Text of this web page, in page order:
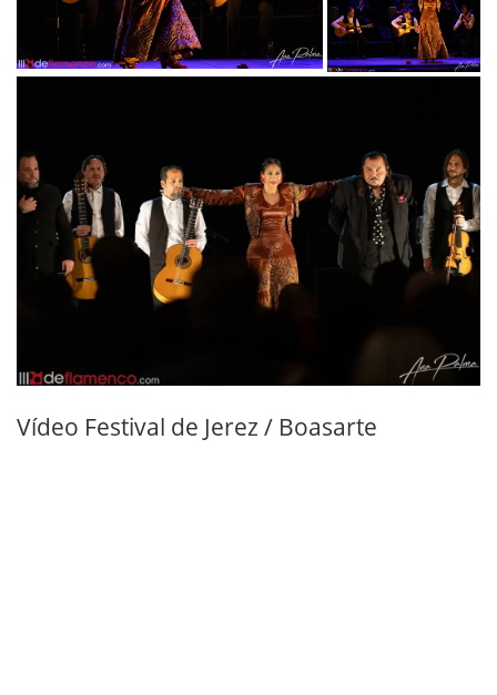
Vídeo Festival de Jerez / Boasarte